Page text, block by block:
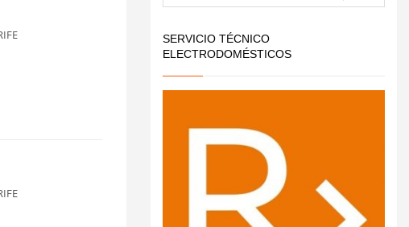
SERVICIO TÉCNICO
ELECTRODOMÉSTICOS